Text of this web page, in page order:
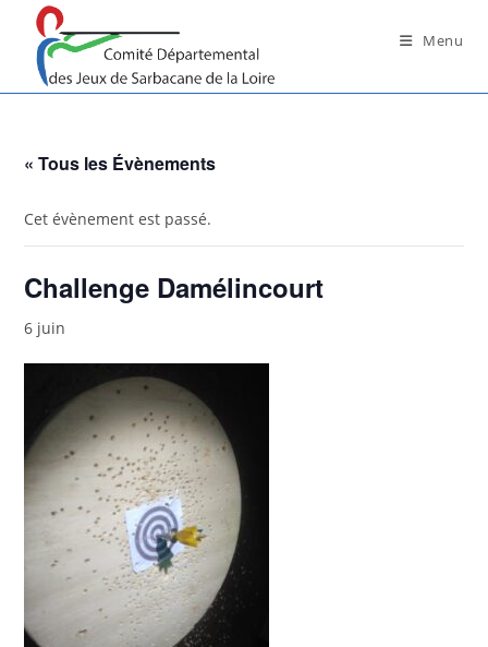
content
Menu
« Tous les Évènements
Cet évènement est passé.
Challenge Damélincourt
6 juin